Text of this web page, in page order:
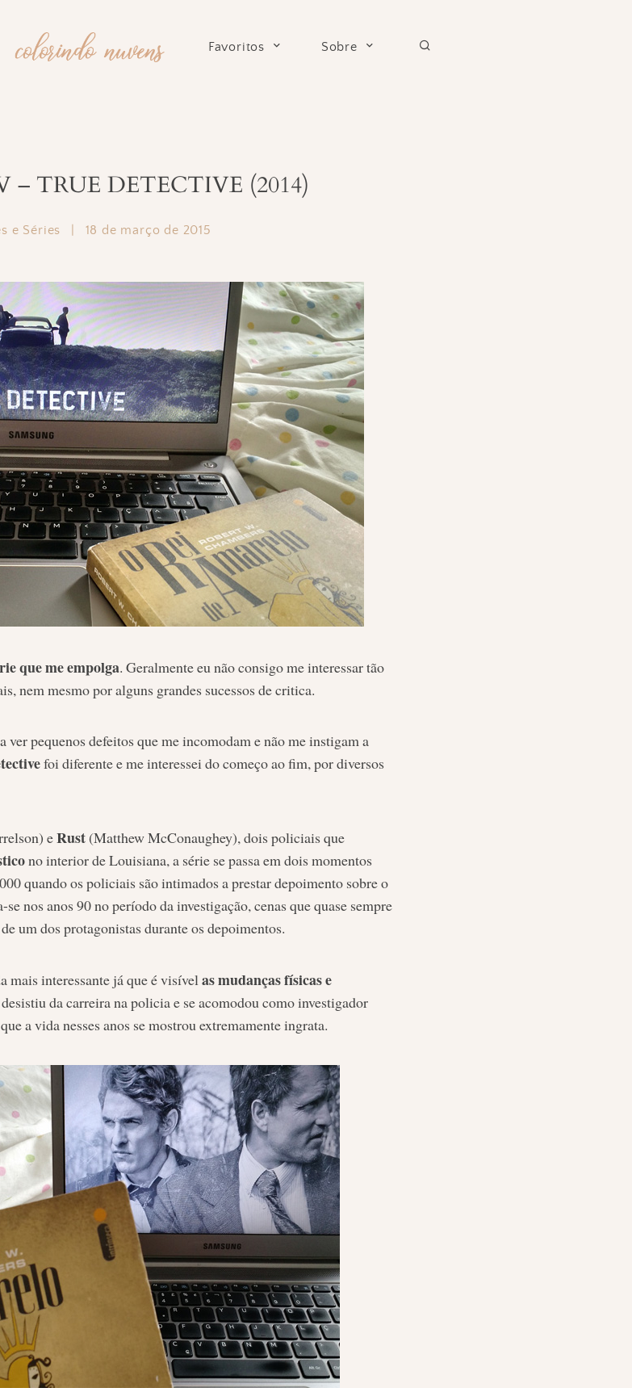
Favoritos Sobre
– TRUE DETECTIVE (2014)
e Séries 18 de março de 2015
que me empolga. Geralmente eu não consigo me interessar tão
nem mesmo por alguns grandes sucessos de critica.
ver pequenos defeitos que me incomodam e não me instigam a
foi diferente e me interessei do começo ao fim, por diversos
eRust (Matthew McConaughey), dois policiais que
no interior de Louisiana, a série se passa em dois momentos
quando os policiais são intimados a prestar depoimento sobre o
nos anos 90 no período da investigação, cenas que quase sempre
um dos protagonistas durante os depoimentos.
mais interessante já que é visívelas mudanças físicas e
da carreira na policia e se acomodou como investigador
a vida nesses anos se mostrou extremamente ingrata.